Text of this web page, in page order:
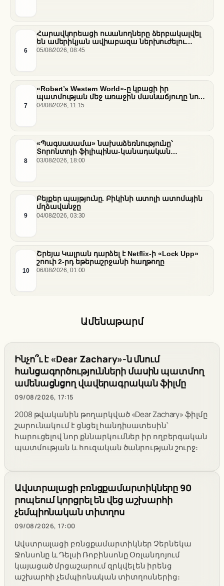
6
Հարավկորեացի ուսանողները ձերբակալվել
են ամերիկյան ավիաբազա ներխուժելու
համար
05/08/2026, 08:45
7
«Robert’s Western World»-ը կբացի իր
պատմության մեջ առաջին մասնաճյուղը նոր
«Nissan Stadium» մարզադաշտում
04/08/2026, 11:15
8
«Պագսասամա» նախաձեռնությունը՝
Տորոնտոյի ֆիլիպինա-կանադական
արվեստագետների համար
03/08/2026, 18:00
9
Բեյքեր պայթյունը. Բիկինի ատոլի ատոմային
մղձավանջը
04/08/2026, 03:30
10
Շրեյա Կալրան դարձել է Netflix-ի «Lock Upp»
շոուի 2-րդ եթերաշրջանի հաղթողը
06/08/2026, 01:00
Ամենաթարմ
Ինչո՞ւ է «Dear Zachary»-ն մնում
հանցագործությունների մասին պատմող
ամենացնցող վավերագրական ֆիլմը
09/08/2026, 17:15
2008 թվականին թողարկված «Dear Zachary» ֆիլմը
շարունակում է ցնցել հանդիսատեսին՝
հարուցելով նոր քննարկումներ իր ողբերգական
պատմության և հուզական ծանրության շուրջ։
Ավստրալացի բռնցքամարտիկները 90
րոպեում կորցրել են վեց աշխարհի
չեմպիոնական տիտղոս
09/08/2026, 17:00
Ավստրալացի բռնցքամարտիկներ Չերնեկա
Ջոնսոնը և Դելսի Ռոբինսոնը Օռլանդոյում
կայացած մրցաշարում զրկվել են իրենց
աշխարհի չեմպիոնական տիտղոսներից։